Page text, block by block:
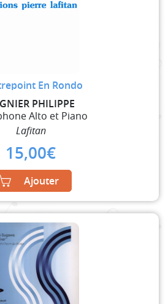
En Rondo
PHILIPPE
Alto et Piano
Lafitan
15,00€
Ajouter